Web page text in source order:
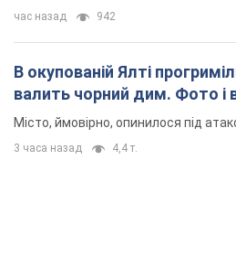
час назад 942
В окупованій Ялті
валить чорний дим. Фото і
Місто, ймовірно, опинилося під
3 часа назад 4,4 т.